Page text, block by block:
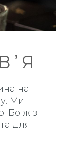
на
Ми
Бо ж з
для